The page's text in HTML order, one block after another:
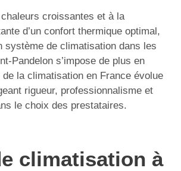
croissantes et à la
d’un confort thermique optimal,
système de climatisation dans les
Pandelon s’impose de plus en
la climatisation en France évolue
rigueur, professionnalisme et
le choix des prestataires.
climatisation à